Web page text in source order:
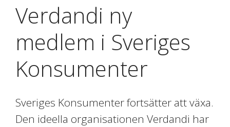
Verdandi ny
medlem i Sveriges
Konsumenter
Sveriges Konsumenter fortsätter att växa.
Den ideella organisationen Verdandi har